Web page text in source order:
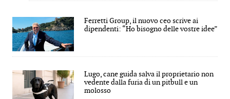
Ferretti Group, il nuovo ceo scrive ai
dipendenti: “Ho bisogno delle vostre idee”
Lugo, cane guida salva il proprietario non
vedente dalla furia di un pitbull e un
molosso